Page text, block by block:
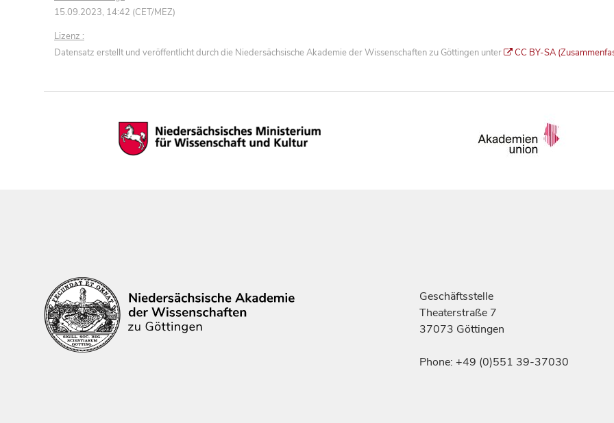
15.09.2023, 14:42 (CET/MEZ)
Lizenz :
Datensatz erstellt und veröffentlicht durch die Niedersächsische Akademie der Wissenschaften zu Göttingen unter
CC BY-SA
Geschäftsstelle
Theaterstraße 7
37073 Göttingen
Phone: +49 (0)551 39-37030